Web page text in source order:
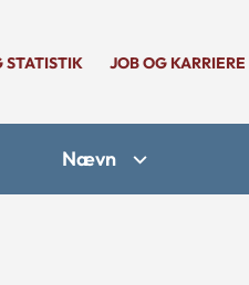
STATISTIK JOB OG KARRIERE
Nævn